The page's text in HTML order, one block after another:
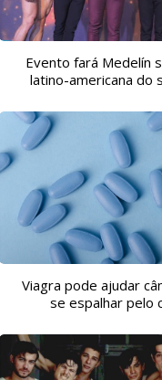
Evento fará Medelín
latino-americana do
Viagra pode ajudar
se espalhar pelo